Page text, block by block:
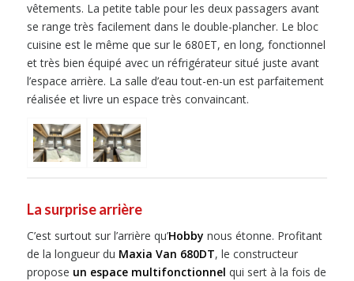
vêtements. La petite table pour les deux passagers avant
se range très facilement dans le double-plancher. Le bloc
cuisine est le même que sur le 680ET, en long, fonctionnel
et très bien équipé avec un réfrigérateur situé juste avant
l’espace arrière. La salle d’eau tout-en-un est parfaitement
réalisée et livre un espace très convaincant.
La surprise arrière
C’est surtout sur l’arrière qu’Hobby nous étonne. Profitant
de la longueur du Maxia Van 680DT, le constructeur
propose un espace multifonctionnel qui sert à la fois de